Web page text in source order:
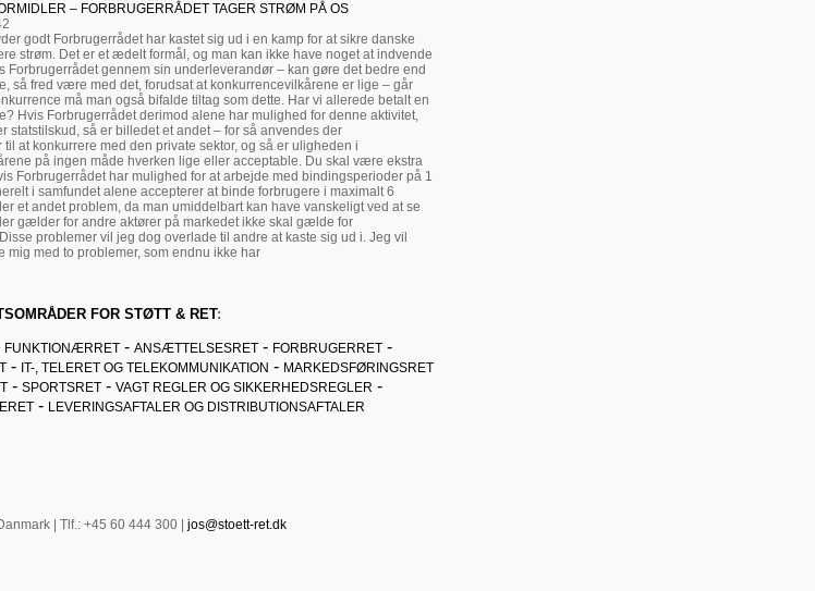
– FORBRUGERRÅDET TAGER STRØM PÅ OS
godt Forbrugerrådet har kastet sig ud i en kamp for at sikre danske
strøm. Det er et ædelt formål, og man kan ikke have noget at indvende
Forbrugerrådet gennem sin underleverandør – kan gøre det bedre end
så fred være med det, forudsat at konkurrencevilkårene er lige – går
må man også bifalde tiltag som dette. Har vi allerede betalt en
Hvis Forbrugerrådet derimod alene har mulighed for denne aktivitet,
statstilskud, så er billedet et andet – for så anvendes der
til at konkurrere med den private sektor, og så er uligheden i
på ingen måde hverken lige eller acceptable. Du skal være ekstra
Forbrugerrådet har mulighed for at arbejde med bindingsperioder på 1
i samfundet alene accepterer at binde forbrugere i maximalt 6
et andet problem, da man umiddelbart kan have vanskeligt ved at se
gælder for andre aktører på markedet ikke skal gælde for
problemer vil jeg dog overlade til andre at kaste sig ud i. Jeg vil
mig med to problemer, som endnu ikke har
FOR STØTT & RET:
FUNKTIONÆRRET- ANSÆTTELSESRET- FORBRUGERRET-
- IT-, TELERET OG TELEKOMMUNIKATION - MARKEDSFØRINGSRET
- SPORTSRET- VAGT REGLER OG SIKKERHEDSREGLER -
- LEVERINGSAFTALER OG DISTRIBUTIONSAFTALER
| Tlf.: +45 60 444 300 | jos@stoett-ret.dk